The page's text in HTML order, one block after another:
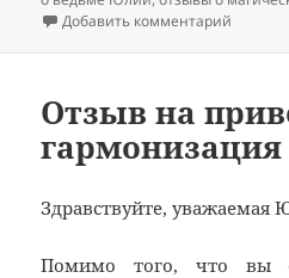
Добавить комментарий
Отзыв на
Здравствуйте, уважаемая
Помимо того, что вы